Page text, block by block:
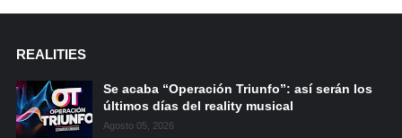
REALITIES
Se acaba “Operación Triunfo”: así serán los
últimos días del reality musical
Agosto 05, 2026